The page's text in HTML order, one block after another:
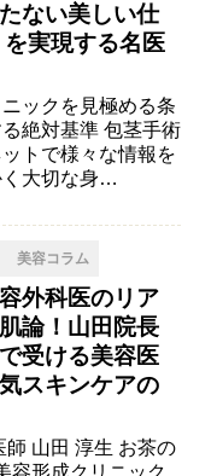
ない美しい仕
実現する名医
ックを見極める条
絶対基準 包茎手術
トで様々な情報を
く大切な身…
美容コラム
外科医のリア
論！山田院長
受ける美容医
スキンケアの
山田 淳生 お茶の
容形成クリニック